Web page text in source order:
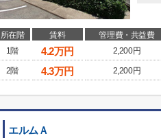
所在階 賃料 管理費・共益費
1階
4.2万円 2,200円
2階
4.3万円 2,200円
エルムＡ